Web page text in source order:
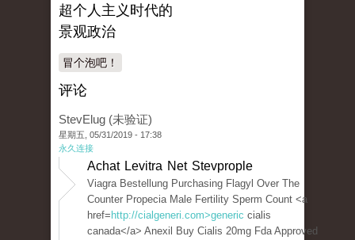
超个人主义时代的
景观政治
冒个泡吧！
评论
StevElug (未验证)
星期五, 05/31/2019 - 17:38
永久连接
Achat Levitra Net Stevprople
Viagra Bestellung Purchasing Flagyl Over The
Counter Propecia Male Fertility Sperm Count <a
href= http://cialgeneri.com>generic cialis
canada</a> Anexil Buy Cialis 20mg Fda Approved